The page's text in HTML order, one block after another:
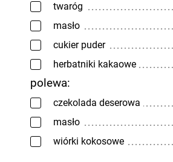
twaróg
masło
cukier puder
herbatniki kakaowe
polewa:
czekolada deserowa
masło
wiórki kokosowe